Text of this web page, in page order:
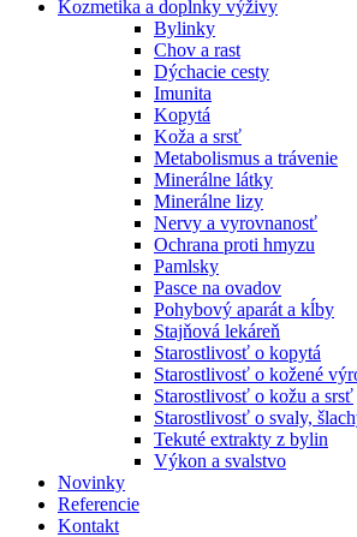
Kozmetika a doplnky výživy
Bylinky
Chov a rast
Dýchacie cesty
Imunita
Kopytá
Koža a srsť
Metabolismus a trávenie
Minerálne látky
Minerálne lizy
Nervy a vyrovnanosť
Ochrana proti hmyzu
Pamlsky
Pasce na ovadov
Pohybový aparát a kĺby
Stajňová lekáreň
Starostlivosť o kopytá
Starostlivosť o kožené
Starostlivosť o kožu a srsť
Starostlivosť o svaly,
Tekuté extrakty z bylin
Výkon a svalstvo
Novinky
Referencie
Kontakt